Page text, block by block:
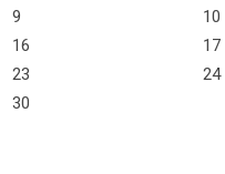
9
10
16
17
23
24
30